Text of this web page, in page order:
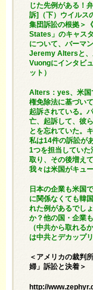
じた先例がある！
訴]（下）ウイルス
集団訴訟の根拠＞
States」のキャス
について、バーマ
Jeremy Altersと、
Vuongにインタビ
ット）
Alters：yes、米国
権免除法に基づい
起訴されている。
亡、起訴して、彼
とを忘れていた。
私は14件の訴訟が
1つを担当していた
取り、その後増え
我々は米国がキュ
日本の企業も米国
に関係なくても韓
れた例があるでし
か？他の国・企業
（中共から取れる
は中共とデカップ
＜アメリカの裁判
婦」訴訟と決着＞
http://